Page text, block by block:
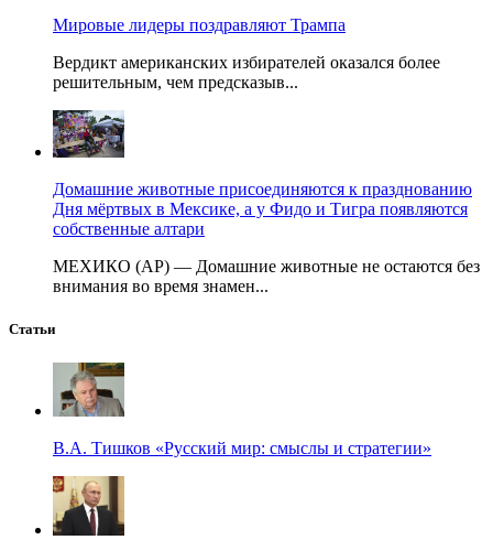
Мировые лидеры поздравляют Трампа
Вердикт американских избирателей оказался более
решительным, чем предсказыв...
Домашние животные присоединяются к празднованию
Дня мёртвых в Мексике, а у Фидо и Тигра появляются
собственные алтари
МЕХИКО (AP) — Домашние животные не остаются без
внимания во время знамен...
Статьи
В.А. Тишков «Русский мир: смыслы и стратегии»